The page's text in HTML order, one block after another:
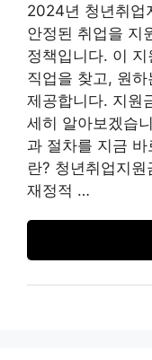
2024년 청년취업
안정된 취업을 지
정책입니다. 이
직업을 찾고, 원
제공합니다. 지원
세히 알아보겠습
과 절차를 지금
란? 청년취업지
재정적 …